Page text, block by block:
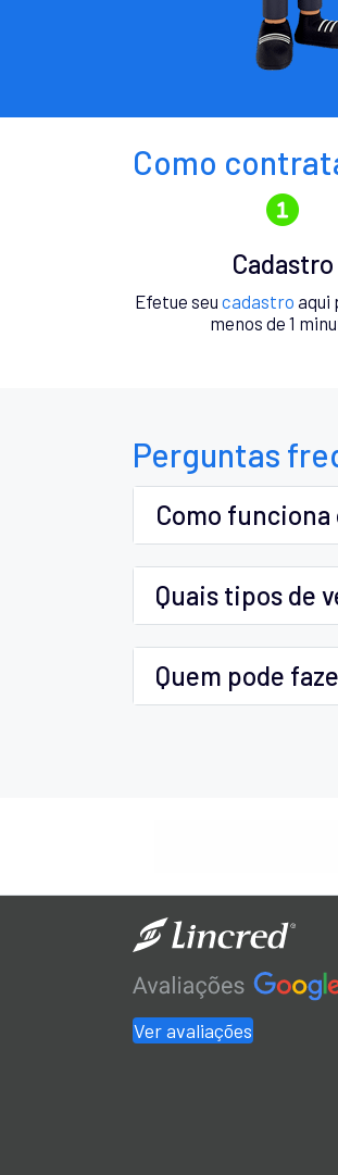
Como
Cadastro
Efetue seu cadastro aqui
menos de 1
Perguntas
Como
Quais tipos de
Quem pode
Ver avaliações